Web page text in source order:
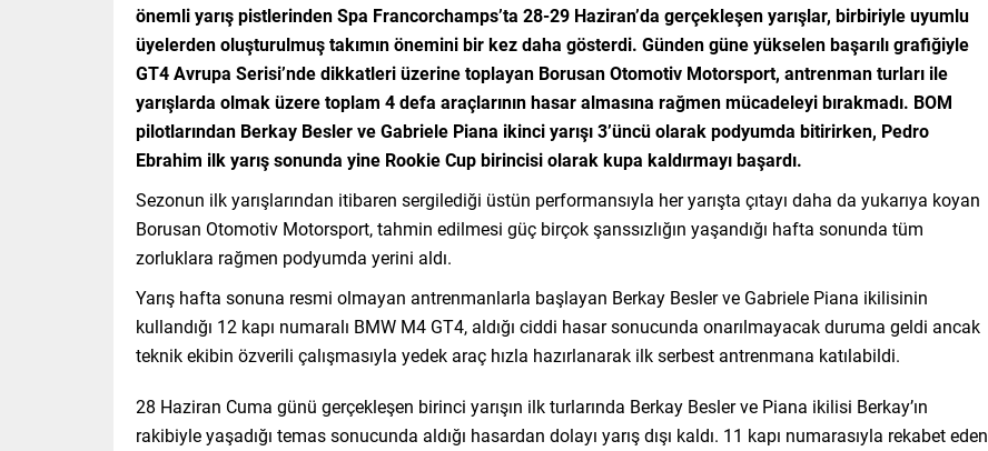
önemli yarış pistlerinden Spa Francorchamps’ta 28-29 Haziran’da gerçekleşen yarışlar, birbiriyle uyumlu
üyelerden oluşturulmuş takımın önemini bir kez daha gösterdi. Günden güne yükselen başarılı grafiğiyle
GT4 Avrupa Serisi’nde dikkatleri üzerine toplayan Borusan Otomotiv Motorsport, antrenman turları ile
yarışlarda olmak üzere toplam 4 defa araçlarının hasar almasına rağmen mücadeleyi bırakmadı. BOM
pilotlarından Berkay Besler ve Gabriele Piana ikinci yarışı 3’üncü olarak podyumda bitirirken, Pedro
Ebrahim ilk yarış sonunda yine Rookie Cup birincisi olarak kupa kaldırmayı başardı.
Sezonun ilk yarışlarından itibaren sergilediği üstün performansıyla her yarışta çıtayı daha da yukarıya koyan
Borusan Otomotiv Motorsport, tahmin edilmesi güç birçok şanssızlığın yaşandığı hafta sonunda tüm
zorluklara rağmen podyumda yerini aldı.
Yarış hafta sonuna resmi olmayan antrenmanlarla başlayan Berkay Besler ve Gabriele Piana ikilisinin
kullandığı 12 kapı numaralı BMW M4 GT4, aldığı ciddi hasar sonucunda onarılmayacak duruma geldi ancak
teknik ekibin özverili çalışmasıyla yedek araç hızla hazırlanarak ilk serbest antrenmana katılabildi.
28 Haziran Cuma günü gerçekleşen birinci yarışın ilk turlarında Berkay Besler ve Piana ikilisi Berkay’ın
rakibiyle yaşadığı temas sonucunda aldığı hasardan dolayı yarış dışı kaldı. 11 kapı numarasıyla rekabet eden